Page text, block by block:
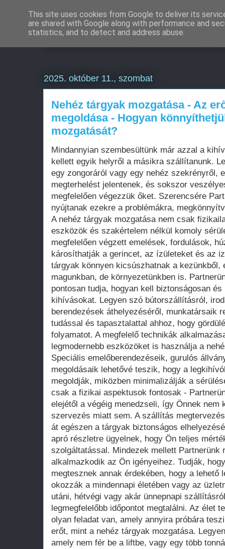
Weboldal készítés
2025. október 11., szombat
Nehéz tárgyak mozgatása - Az
megoldása - Hogyan
mozgatását?
Mindannyian szembesültünk már azzal a
kellett egyik helyről a másikra szállítanunk.
egy zongoráról vagy egy nehéz szekrényről,
megterhelést jelentenek, és sokszor
megfelelően végezzük őket. Szerencsére
nyújtanak ezekre a problémákra,
A nehéz tárgyak mozgatása nem csak
eszközök és szakértelem nélkül komoly
megfelelően végzett emelések, fordulások,
károsíthatják a gerincet, az ízületeket és az
tárgyak könnyen kicsúszhatnak a
magunkban, de környezetünkben is.
pontosan tudja, hogyan kell biztonságosan
kihívásokat. Legyen szó bútorszállításról,
berendezések áthelyezéséről, munkatársaik
tudással és tapasztalattal ahhoz, hogy
folyamatot. A megfelelő technikák
legmodernebb eszközöket is használja a
Speciális emelőberendezéseik, gurulós
megoldásaik lehetővé teszik, hogy a
megoldják, miközben minimalizálják a
csak a fizikai aspektusok fontosak -
elejétől a végéig menedzseli, így Önnek nem
szervezés miatt sem. A szállítás
át egészen a tárgyak biztonságos
apró részletre ügyelnek, hogy Ön teljes
szolgáltatással. Mindezek mellett Partnerünk
alkalmazkodik az Ön igényeihez. Tudják,
megtesznek annak érdekében, hogy a lehető
okozzák a mindennapi életében vagy az
utáni, hétvégi vagy akár ünnepnapi
legmegfelelőbb időpontot megtalálni. Az élet
olyan feladat van, amely annyira próbára
erőt, mint a nehéz tárgyak mozgatása.
amely nem fér be a liftbe, vagy egy több
This site uses cookies from Google to deliver its
are shared with Google along with performance and
statistics, and to detect and address abuse.